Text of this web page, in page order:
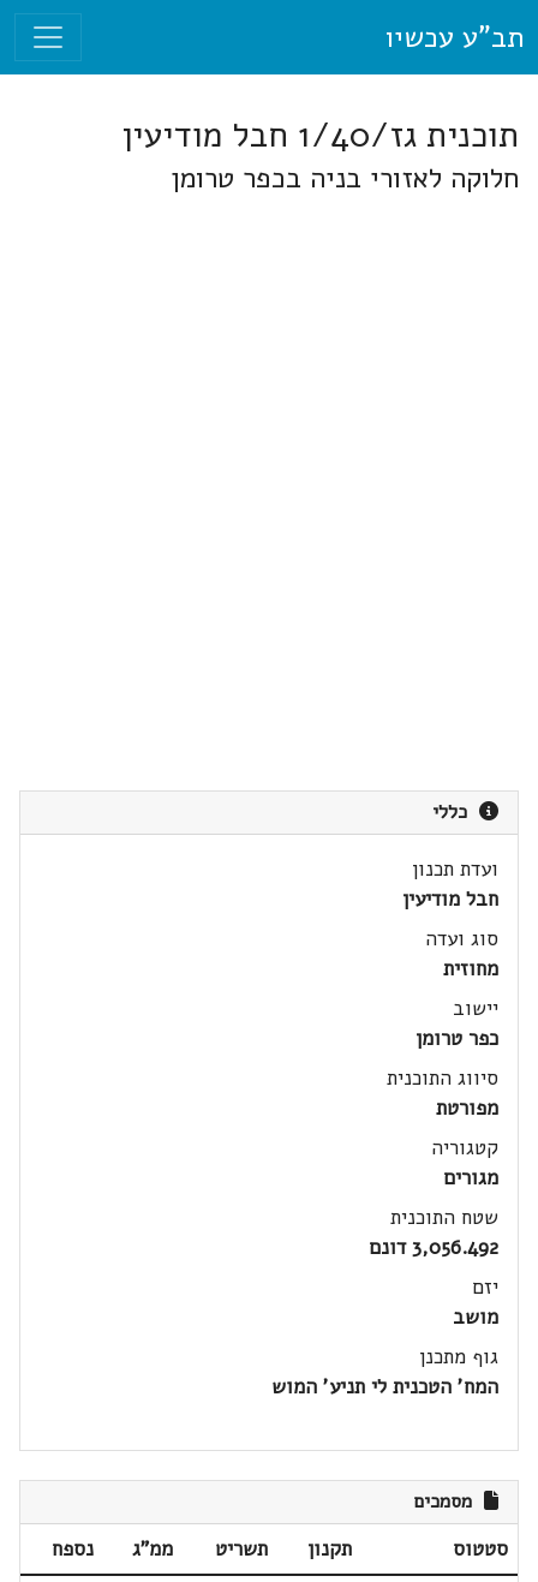
תב"ע עכשיו
תוכנית גז/1/40 חבל מודיעין
חלוקה לאזורי בניה בכפר טרומן
כללי
ועדת תכנון
חבל מודיעין
סוג ועדה
מחוזית
יישוב
כפר טרומן
סיווג התוכנית
מפורטת
קטגוריה
מגורים
שטח התוכנית
3,056.492 דונם
יזם
מושב
גוף מתכנן
המח' הטכנית לי תניע' המוש
מסמכים
סטטוס תקנון תשריט ממ"ג
נספח